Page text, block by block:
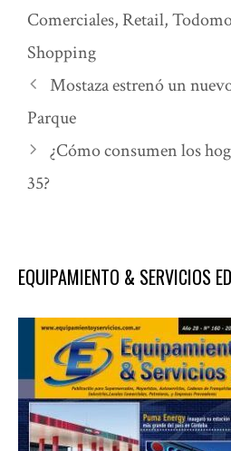
Comerciales, Retail,
Shopping
Mostaza estrenó un
Parque
¿Cómo consumen los
35?
EQUIPAMIENTO & SERVICIOS